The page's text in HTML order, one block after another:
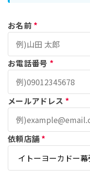
お名前 *
お電話番号 *
メールアドレス *
依頼店舗 *